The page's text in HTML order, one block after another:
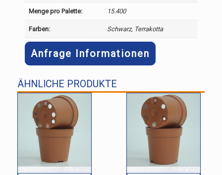
Menge pro Palette: 15.400
Farben: Schwarz, Terrakotta
Anfrage Informationen
ÄHNLICHE PRODUKTE